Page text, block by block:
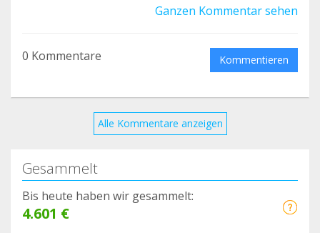
Ganzen Kommentar sehen
0 Kommentare Kommentieren
Alle Kommentare anzeigen
Gesammelt
Bis heute haben wir gesammelt:
4.601 €